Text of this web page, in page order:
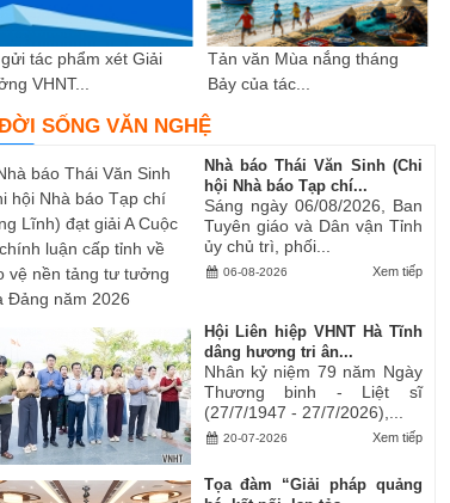
tác phẩm xét Giải
VHNT...
Tản văn Mùa nắng tháng
Bảy của tác...
SỐNG VĂN NGHỆ
Nhà báo Thái Văn Sinh (Chi
hội Nhà báo Tạp chí...
Sáng ngày 06/08/2026, Ban
Tuyên giáo và Dân vận Tỉnh
ủy chủ trì, phối...
Xem tiếp
06-08-2026
Hội Liên hiệp VHNT Hà Tĩnh
dâng hương tri ân...
Nhân kỷ niệm 79 năm Ngày
Thương binh - Liệt sĩ
(27/7/1947 - 27/7/2026),...
Xem tiếp
20-07-2026
Tọa đàm “Giải pháp quảng